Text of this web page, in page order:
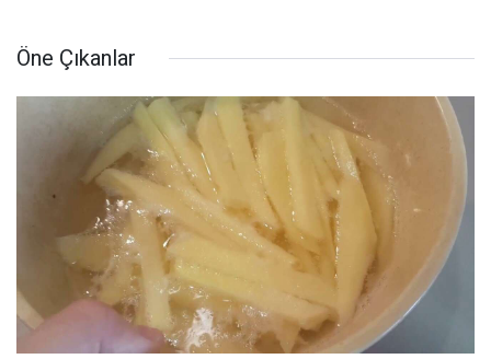
Öne Çıkanlar